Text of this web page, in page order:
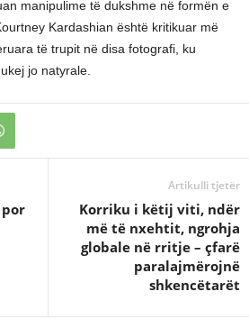
manipulime të dukshme në formën e
Kardashian është kritikuar më
të trupit në disa fotografi, ku
jo natyrale.
por
Artikulli tjetër
Korriku i këtij viti, ndër
më të nxehtit, ngrohja
globale në rritje – çfarë
paralajmërojnë
shkencëtarët